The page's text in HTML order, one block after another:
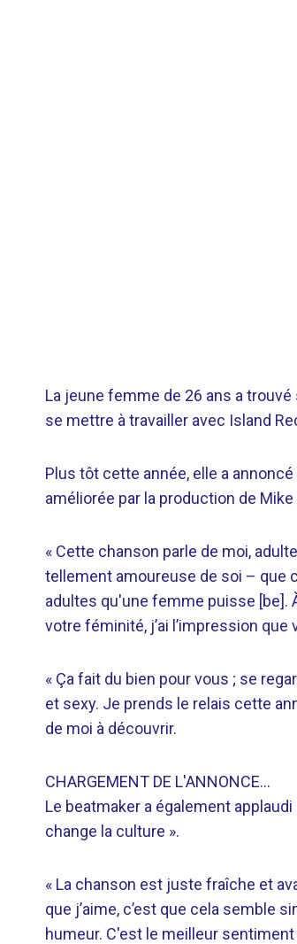
La jeune femme de 26 ans a
se mettre à travailler avec Island
Plus tôt cette année, elle a
améliorée par la production de Mike
« Cette chanson parle de moi,
tellement amoureuse de soi – que
adultes qu'une femme puisse
votre féminité, j’ai l’impression que
« Ça fait du bien pour vous ; se
et sexy. Je prends le relais cette
de moi à découvrir.
CHARGEMENT DE L'ANNONCE…
Le beatmaker a également
change la culture ».
« La chanson est juste fraîche et
que j’aime, c’est que cela semble
humeur. C'est le meilleur